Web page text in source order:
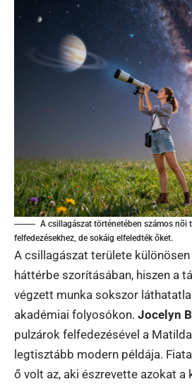
A csillagászat történetében számos női
felfedezésekhez, de sokáig elfeledték őket.
A csillagászat területe
háttérbe szorításában, hiszen a
végzett munka sokszor
akadémiai folyosókon. Jocelyn
pulzárok felfedezésével a
legtisztább modern példája.
ő volt az, aki észrevette azokat a